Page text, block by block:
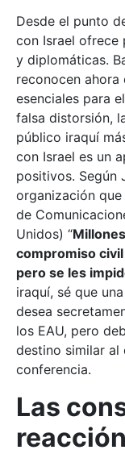
Desde el punto
con Israel ofrece
y diplomáticas.
reconocen
esenciales para
falsa distorsión,
público iraquí
con Israel es un
positivos. Según
organización
de
Unidos) “
compromiso
pero se les
iraquí, sé que
desea
los EAU, pero
destino similar al
conferencia.
Las
reacción